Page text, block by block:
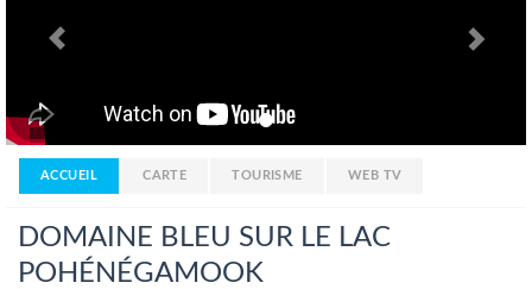
ACCUEIL CARTE TOURISME WEB TV
DOMAINE BLEU SUR LE LAC
POHÉNÉGAMOOK